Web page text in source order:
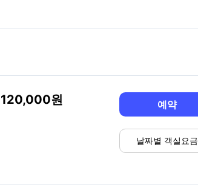
120,000 예약
날짜별 객실요금